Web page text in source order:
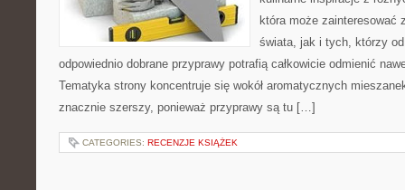
która może zainteresować
świata, jak i tych, którzy
odpowiednio dobrane przyprawy potrafią całkowicie odmienić
Tematyka strony koncentruje się wokół aromatycznych
znacznie szerszy, ponieważ przyprawy są tu […]
CATEGORIES: RECENZJE KSIĄŻEK